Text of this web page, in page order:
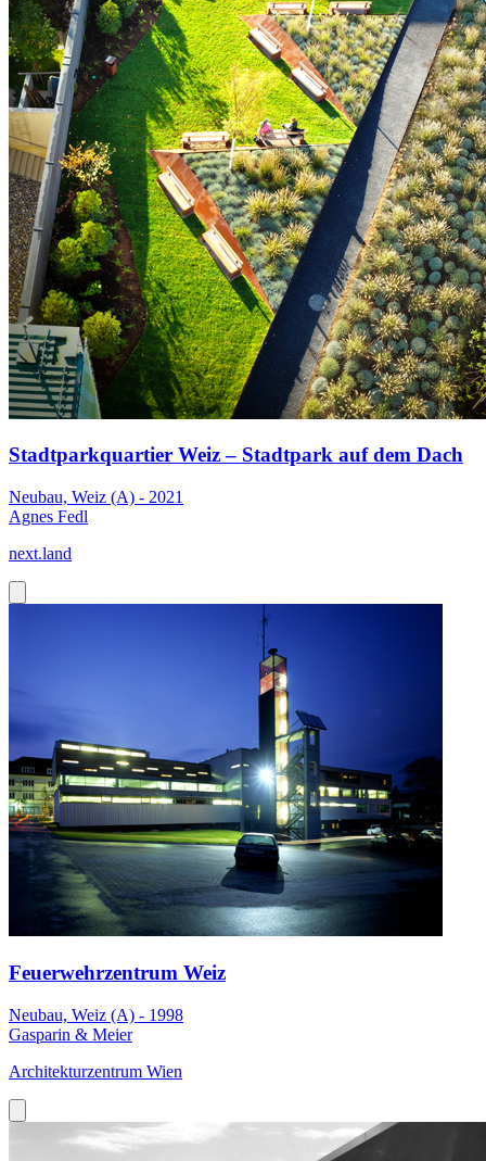
Stadtparkquartier Weiz – Stadtpark auf dem Dach
Neubau, Weiz (A) - 2021
Agnes Fedl
next.land
Feuerwehrzentrum Weiz
Neubau, Weiz (A) - 1998
Gasparin & Meier
Architekturzentrum Wien